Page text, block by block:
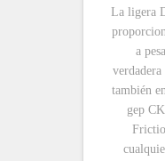
La ligera
a
también
gep